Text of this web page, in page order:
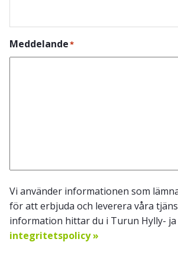
Meddelande*
Vi använder informationen som
för att erbjuda och leverera våra
information hittar du i Turun Hylly-
integritetspolicy »